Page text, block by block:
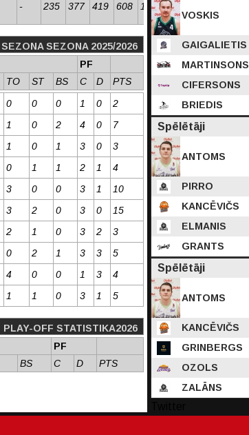
- 235 377 419 608 182 -
SEZONA SEZONA 2025/2026
PF
TO ST BS C D
PTS
0 0 0 1 0
2
1 0 2 4 0
7
1 0 1 3 0
3
0 1 1 2 1
4
3 0 0 3 1
10
3 2 0 3 0
15
2 1 0 3 2
3
0 2 1 3 3
5
4 0 0 1 3
4
1 1 0 3 1 5
PLAY-OFF STATISTIKA2026
PF
BS C D PTS
VOSKIS
GAIGALIETIS
MARTINSONS
CIFERSONS
BRIEDIS
Spēlētāji
ANTOMS
PIRRO
KANCĒVIČS
ELMANIS
GRANTS
Spēlētāji
ANTOMS
KANCĒVIČS
GRINBERGS
OZOLS
ZALĀNS